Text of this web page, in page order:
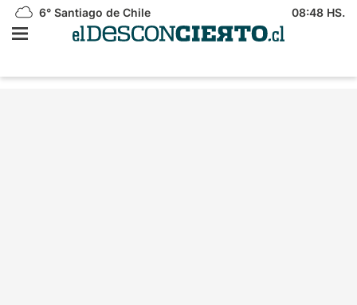
6° Santiago de Chile 08:48 HS.